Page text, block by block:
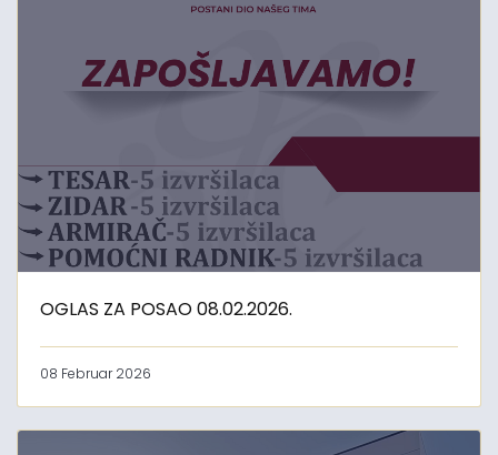
OGLAS ZA POSAO 08.02.2026.
08 Februar 2026